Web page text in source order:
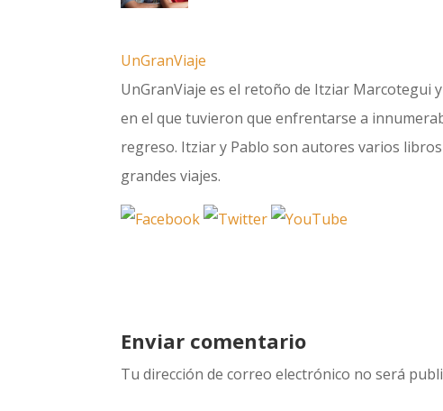
UnGranViaje
UnGranViaje es el retoño de Itziar Marcotegui
en el que tuvieron que enfrentarse a
regreso. Itziar y Pablo son autores varios
grandes viajes.
Enviar comentario
Tu dirección de correo electrónico no será